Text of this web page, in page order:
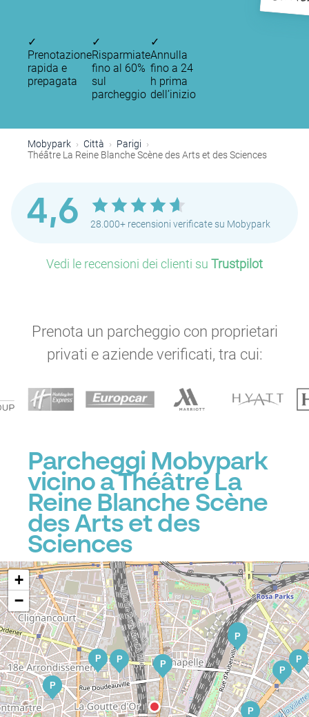
✓
Prenotazione
rapida e
prepagata
✓
Risparmiate
fino al 60%
sul
parcheggio
✓
Annulla
fino a 24
h prima
dell’inizio
Mobypark Città
Parigi
Théâtre La Reine Blanche Scène des Arts et des Sciences
4,6 28.000+ recensioni verificate su Mobypark
Vedi le recensioni dei clienti su Trustpilot
Prenota un parcheggio con proprietari
privati e aziende verificati, tra cui:
Parcheggi Mobypark
vicino a Théâtre La
Reine Blanche Scène
des Arts et des
Sciences
P
P
P
P
P
P
P
P
P
P
+
−